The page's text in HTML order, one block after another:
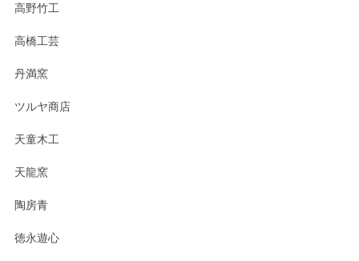
高野竹工
高橋工芸
丹満窯
ツルヤ商店
天童木工
天龍窯
陶房青
徳永遊心